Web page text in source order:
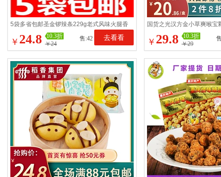
5袋多省包邮圣金锣辣条229g老式风味火腿香
干80后的回忆辣卷 辣片
￥ 24.8
10.3折
￥24
售:42 去看看
国货之光汉方金小草爽喉宝
本润喉糖润嗓
￥ 29.8
10.3折
￥29